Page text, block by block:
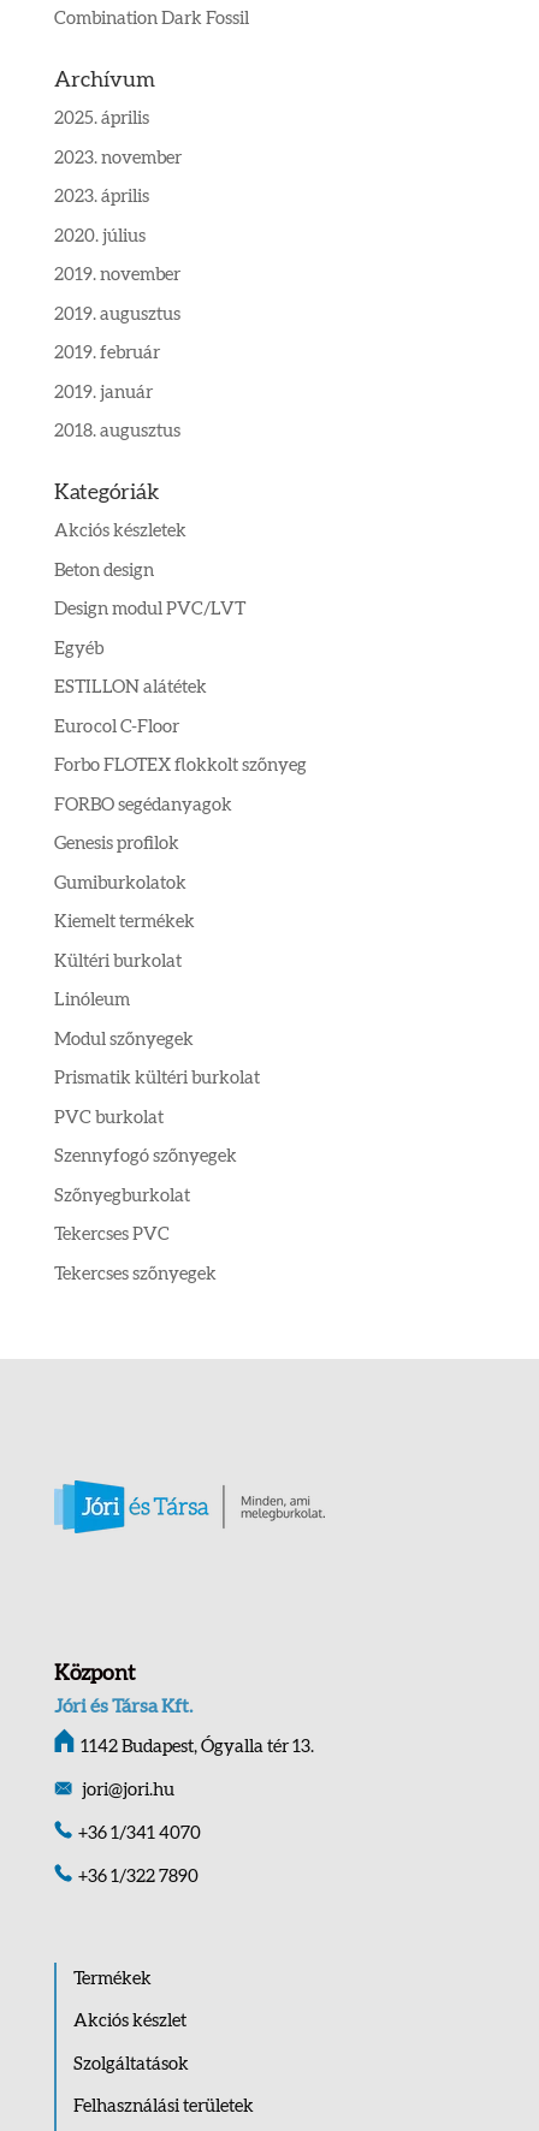
Combination Dark Fossil
Archívum
2025. április
2023. november
2023. április
2020. július
2019. november
2019. augusztus
2019. február
2019. január
2018. augusztus
Kategóriák
Akciós készletek
Beton design
Design modul PVC/LVT
Egyéb
ESTILLON alátétek
Eurocol C-Floor
Forbo FLOTEX flokkolt szőnyeg
FORBO segédanyagok
Genesis profilok
Gumiburkolatok
Kiemelt termékek
Kültéri burkolat
Linóleum
Modul szőnyegek
Prismatik kültéri burkolat
PVC burkolat
Szennyfogó szőnyegek
Szőnyegburkolat
Tekercses PVC
Tekercses szőnyegek
Központ
Jóri és Társa Kft.
1142 Budapest, Ógyalla tér 13.
jori@jori.hu
+36 1/341 4070
+36 1/322 7890
Termékek
Akciós készlet
Szolgáltatások
Felhasználási területek